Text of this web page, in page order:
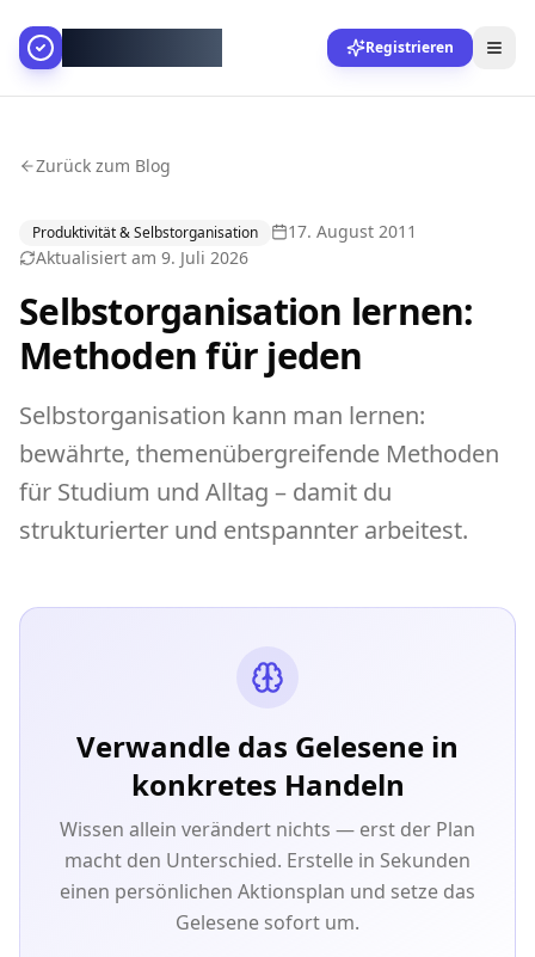
Registrieren
Zurück zum Blog
Produktivität & Selbstorganisation
17. August 2011
Aktualisiert am 9. Juli 2026
Selbstorganisation lernen:
Methoden für jeden
Selbstorganisation kann man lernen:
bewährte, themenübergreifende Methoden
für Studium und Alltag – damit du
strukturierter und entspannter arbeitest.
Verwandle das Gelesene in
konkretes Handeln
Wissen allein verändert nichts — erst der Plan
macht den Unterschied. Erstelle in Sekunden
einen persönlichen Aktionsplan und setze das
Gelesene sofort um.